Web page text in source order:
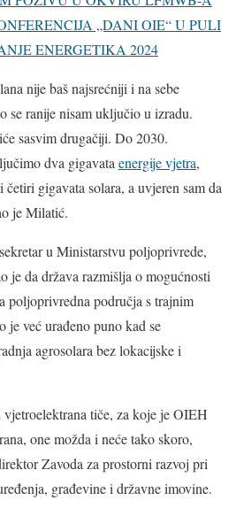
„DANI OIE“ U PULI
ENERGETIKA 2024
nije baš najsrećniji i na sebe
se ranije nisam uključio u izradu.
sasvim drugačiji. Do 2030.
dva gigavata energije vjetra,
četiri gigavata solara, a uvjeren sam da
je Milatić.
u Ministarstvu poljoprivrede,
je da država razmišlja o mogućnosti
poljoprivredna područja s trajnim
je već urađeno puno kad se
agrosolara bez lokacijske i
vjetroelektrana tiče, za koje je OIEH
one možda i neće tako skoro,
Zavoda za prostorni razvoj pri
građevine i državne imovine.